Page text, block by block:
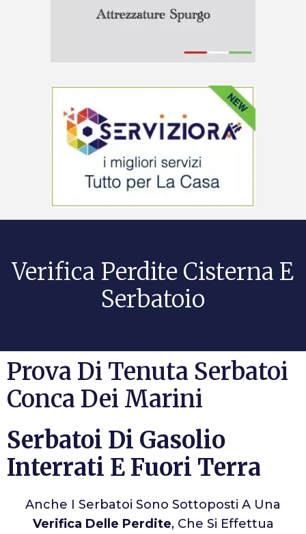
Verifica Perdite Cisterna E
Serbatoio
Prova Di Tenuta Serbatoi
Conca Dei Marini
Serbatoi Di Gasolio
Interrati E Fuori Terra
Anche I Serbatoi Sono Sottoposti A Una
Verifica Delle Perdite, Che Si Effettua